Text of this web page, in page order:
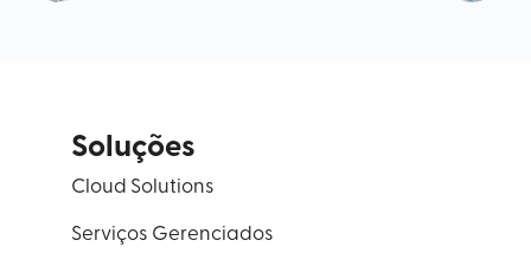
Soluções
Cloud Solutions
Serviços Gerenciados